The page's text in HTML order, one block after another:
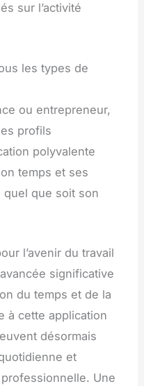
sur l’activité
les types de
ou entrepreneur,
profils
polyvalente
temps et ses
quel que soit son
l’avenir du travail
significative
du temps et de la
à cette application
désormais
et
Une